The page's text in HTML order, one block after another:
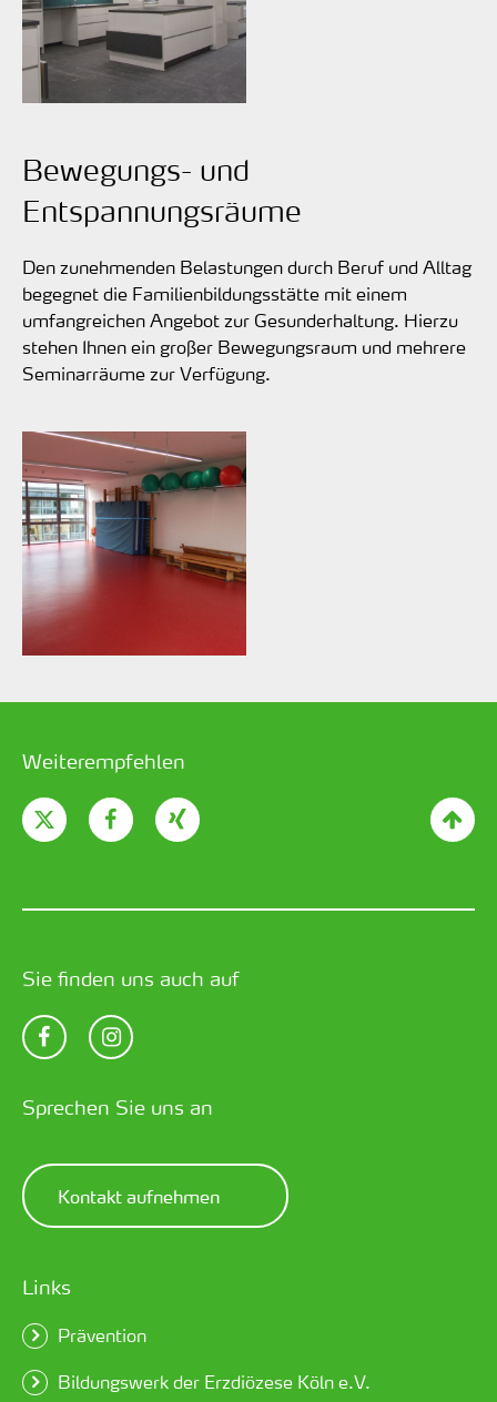
Bewegungs- und
Entspannungsräume
Den zunehmenden Belastungen durch Beruf und Alltag
begegnet die Familienbildungsstätte mit einem
umfangreichen Angebot zur Gesunderhaltung. Hierzu
stehen Ihnen ein großer Bewegungsraum und mehrere
Seminarräume zur Verfügung.
Weiterempfehlen
Sie finden uns auch auf
Sprechen Sie uns an
Kontakt aufnehmen
Links
Prävention
Bildungswerk der Erzdiözese Köln e.V.